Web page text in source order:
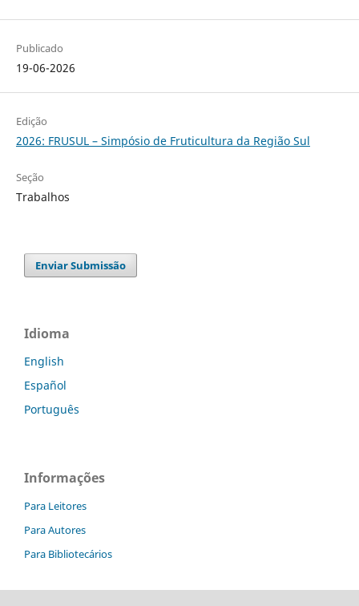
Publicado
19-06-2026
Edição
2026: FRUSUL – Simpósio de Fruticultura da Região Sul
Seção
Trabalhos
Enviar Submissão
Idioma
English
Español
Português
Informações
Para Leitores
Para Autores
Para Bibliotecários